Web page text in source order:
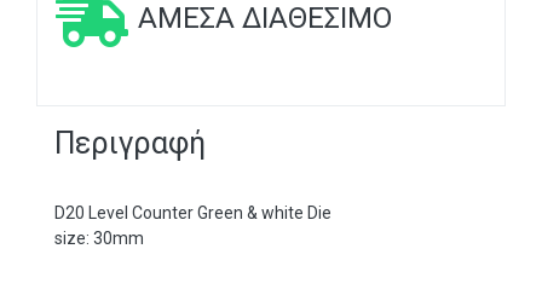
ΆΜΕΣΑ ΔΙΑΘΈΣΙΜΟ
Περιγραφή
D20 Level Counter Green & white Die
size: 30mm